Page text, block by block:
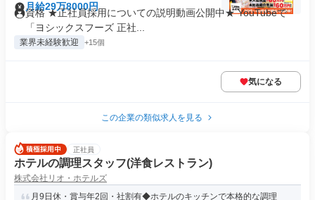
月給29万8000円
資格 ★正社員採用についての説明動画公開中★ YouTubeで
「ヨシックスフーズ 正社...
業界未経験歓迎 +15個
気になる
この企業の類似求人を見る
正社員
ホテルの調理スタッフ(洋食レストラン)
株式会社リオ・ホテルズ
月9日休・賞与年2回・社割有◆ホテルのキッチンで本格的な調理